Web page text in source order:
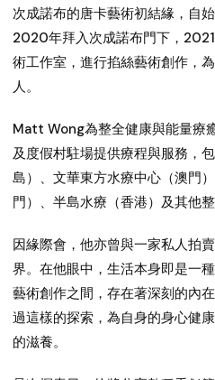
次成諾布的唐卡藝術初結緣，自
2020年拜入次成諾布門下，
術工作室，進行掐絲藝術創作，
人。
Matt Wong為整全健康與能量療
及度假村駐場提供療程與服務，
島）、文華東方水療中心（澳門
門）、半島水療（香港）及其他整
因緣際會，他亦曾與一家私人拍
界。在他眼中，生活本身即是一
藝術創作之間，存在著深刻的內
過這樣的探索，為自身的身心健
的滋養。